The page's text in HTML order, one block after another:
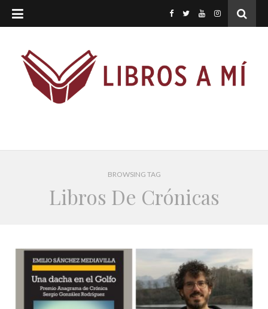
BROWSING TAG
Libros De Crónicas